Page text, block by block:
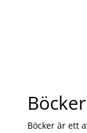
Böcker
Böcker är ett